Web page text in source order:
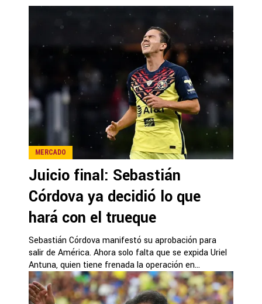
MERCADO
Juicio final: Sebastián
Córdova ya decidió lo que
hará con el trueque
Sebastián Córdova manifestó su aprobación para
salir de América. Ahora solo falta que se expida Uriel
Antuna, quien tiene frenada la operación en...